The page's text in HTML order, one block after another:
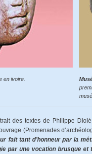
en ivoire.
des textes de Philippe
(Promenades
fait tant d’honneur par la
par une vocation brusque